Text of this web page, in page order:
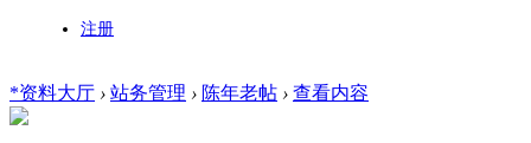
注册
*资料大厅 › 站务管理 › 陈年老帖 › 查看内容